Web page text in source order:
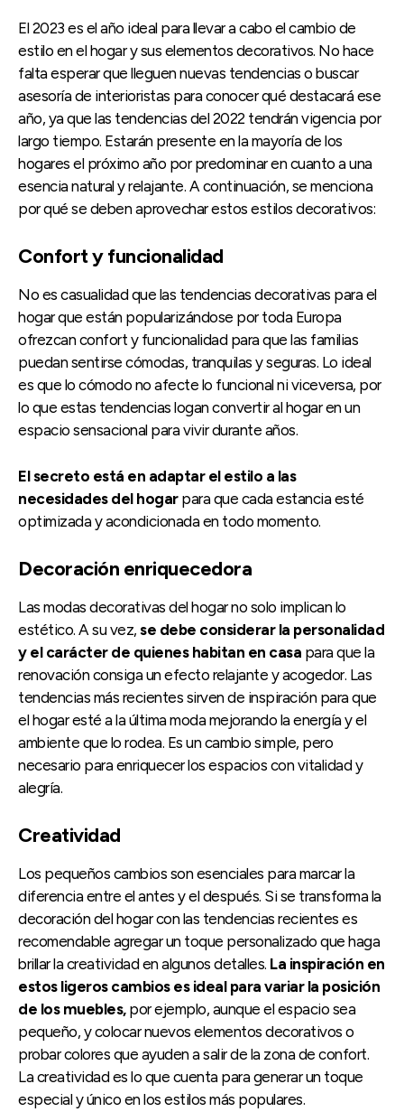
El 2023 es el año ideal para llevar a cabo el cambio de
estilo en el hogar y sus elementos decorativos. No hace
falta esperar que lleguen nuevas tendencias o buscar
asesoría de interioristas para conocer qué destacará ese
año, ya que las tendencias del 2022 tendrán vigencia por
largo tiempo. Estarán presente en la mayoría de los
hogares el próximo año por predominar en cuanto a una
esencia natural y relajante. A continuación, se menciona
por qué se deben aprovechar estos estilos decorativos:
Confort y funcionalidad
No es casualidad que las tendencias decorativas para el
hogar que están popularizándose por toda Europa
ofrezcan confort y funcionalidad para que las familias
puedan sentirse cómodas, tranquilas y seguras. Lo ideal
es que lo cómodo no afecte lo funcional ni viceversa, por
lo que estas tendencias logan convertir al hogar en un
espacio sensacional para vivir durante años.
El secreto está en adaptar el estilo a las
necesidades del hogarpara que cada estancia esté
optimizada y acondicionada en todo momento.
Decoración enriquecedora
Las modas decorativas del hogar no solo implican lo
estético. A su vez, se debe considerar la personalidad
y el carácter de quienes habitan en casa para que la
renovación consiga un efecto relajante y acogedor. Las
tendencias más recientes sirven de inspiración para que
el hogar esté a la última moda mejorando la energía y el
ambiente que lo rodea. Es un cambio simple, pero
necesario para enriquecer los espacios con vitalidad y
alegría.
Creatividad
Los pequeños cambios son esenciales para marcar la
diferencia entre el antes y el después. Si se transforma la
decoración del hogar con las tendencias recientes es
recomendable agregar un toque personalizado que haga
brillar la creatividad en algunos detalles. La inspiración en
estos ligeros cambios es ideal para variar la posición
de los muebles,por ejemplo, aunque el espacio sea
pequeño, y colocar nuevos elementos decorativos o
probar colores que ayuden a salir de la zona de confort.
La creatividad es lo que cuenta para generar un toque
especial y único en los estilos más populares.